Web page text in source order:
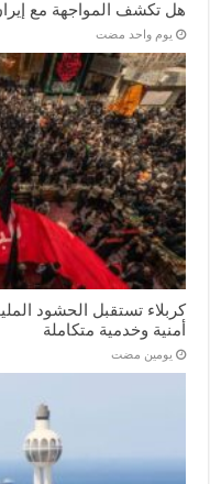
هل تكشف المواجهة مع
‏يوم واحد مضت
كربلاء تستقبل الحشود
أمنية وخدمية متكاملة
‏يومين مضت